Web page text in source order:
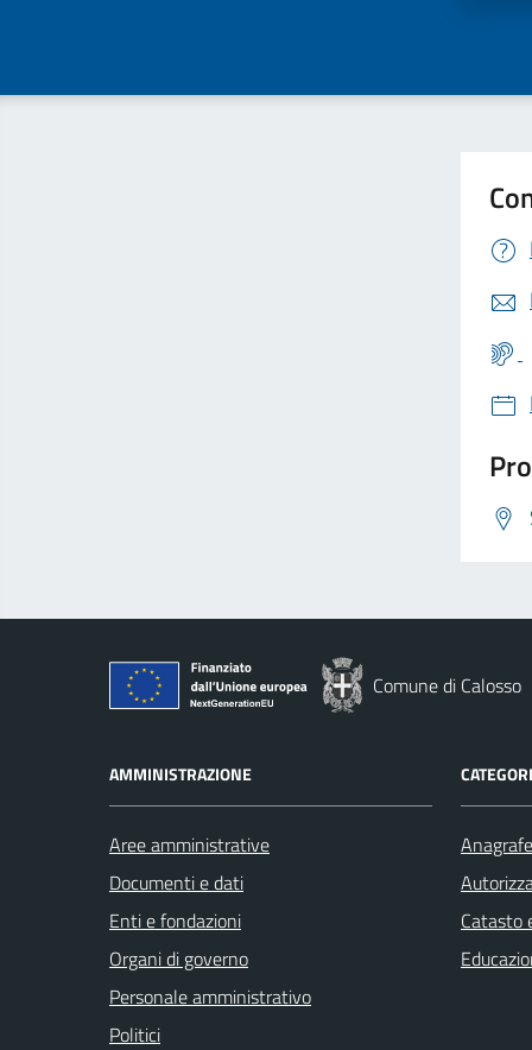
Comune di Calosso
AMMINISTRAZIONE
Aree amministrative
Documenti e dati
Enti e fondazioni
Organi di governo
Personale amministrativo
Politici
Catasto